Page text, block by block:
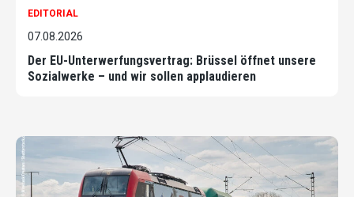
EDITORIAL
07.08.2026
Der EU-Unterwerfungsvertrag: Brüssel öffnet unsere
Sozialwerke – und wir sollen applaudieren